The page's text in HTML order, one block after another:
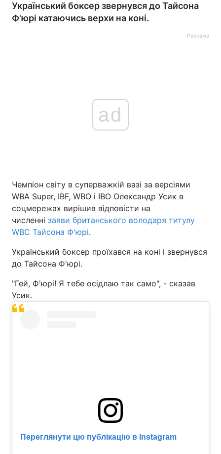
Український боксер звернувся до Тайсона
Ф'юрі катаючись верхи на коні.
Реклама
ad
Чемпіон світу в суперважкій вазі за версіями
WBA Super, IBF, WBO і IBO Олександр Усик в
соцмережах вирішив відповісти на
численні заяви британського володаря титулу
WBC Тайсона Ф'юрі.
Український боксер проїхався на коні і звернувся
до Тайсона Ф'юрі.
"Гей, Ф'юрі! Я тебе осідлаю так само", - сказав
Усик.
Переглянути цю публікацію в Instagram